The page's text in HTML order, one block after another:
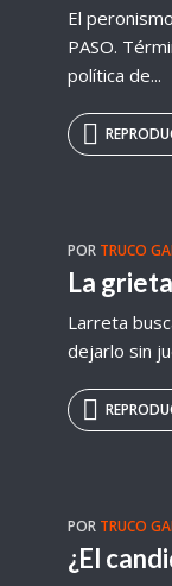
El
PASO.
política de...
POR TRUCO
La
Larreta
dejarlo sin
POR TRUCO
¿El